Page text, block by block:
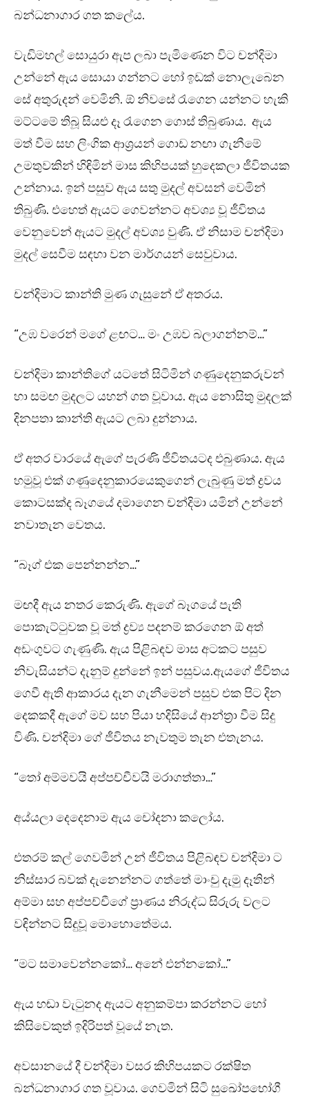
බන්ධනාගාර ගත කලේය.
වැඩිමහල් සොයුරා ඇප ලබා පැමිණෙන විට චන්දිමා
උන්නේ ඇය සොයා ගන්නට හෝ ඉඩක් නොලැබෙන
සේ අතුරුදන් වෙමිනි. ඕ නිවසේ රැගෙන යන්නට හැකි
මට්ටමේ තිබූ සියළු දෑ රැගෙන ගොස් තිබුණාය. ඇය
මත් වීම සහ ලිංගික ආශ්‍රයන් ගොඩ නඟා ගැනීමේ
උමතුවකින් හිඳිමින් මාස කිහිපයක් හුදෙකලා ජීවිතයක
උන්නාය. ඉන් පසුව ඇය සතු මුදල් අවසන් වෙමින්
තිබුණි. එහෙත් ඇයට ගෙවන්නට අවශ්‍ය වූ ජීවිතය
වෙනුවෙන් ඇයට මුදල් අවශ්‍ය වුණි. ඒ නිසාම චන්දිමා
මුදල් සෙවීම සඳහා වන මාර්ගයන් සෙවුවාය.
චන්දිමාට කාන්ති මුණ ගැසුනේ ඒ අතරය.
“උඹ වරෙන් මගේ ළඟට… මං උඹව බලාගන්නම්…”
චන්දිමා කාන්තිගේ යටතේ සිටිමින් ගණුදෙනුකරුවන්
හා සමඟ මුදලට යහන් ගත වූවාය. ඇය නොසිතු මුදලක්
දිනපතා කාන්ති ඇයට ලබා දුන්නාය.
ඒ අතර වාරයේ ඇගේ පැරණි ජීවිතයටද එබුණාය. ඇය
හමුවූ එක් ගණුදෙනුකාරයෙකුගෙන් ලැබුණු මත් ද්‍රවය
කොටසක්ද බෑගයේ දමාගෙන චන්දිමා යමින් උන්නේ
නවාතැන වෙතය.
“බෑග් එක පෙන්නන්න…”
මඟදී ඇය නතර කෙරුණි. ඇගේ බෑගයේ පැති
පොකැට්ටුවක වූ මත් ද්‍රව්‍ය පදනම් කරගෙන ඕ අත්
අඩංගුවට ගැණුණි. ඇය පිළිබඳව මාස අටකට පසුව
නිවැසියන්ට දැනුම් දුන්නේ ඉන් පසුවය.ඇයගේ ජීවිතය
ගෙවී ඇති ආකාරය දැන ගැනීමෙන් පසුව එක පිට දින
දෙකකදී ඇගේ මව සහ පියා හදිසියේ ආන්ත්‍රා වීම සිදු
විණි. චන්දිමා ගේ ජීවිතය නැවතුම තැන එතැනය.
“තෝ අම්මවයි අප්පච්චීවයි මරාගත්තා…”
අය්යලා දෙදෙනාම ඇය චෝදනා කලෝය.
එතරම් කල් ගෙවමින් උන් ජීවිත‍ය පිළිබඳව චන්දිමා ට
නිස්සාර බවක් දැනෙන්නට ගත්තේ මාංචු දැමු දෑතින්
අම්මා සහ අප්පච්චීගේ ප්‍රාණය නිරුද්ධ සිරුරු වලට
වඳින්නට සිදුවූ මොහොතේමය.
“මට සමාවෙන්නකෝ… අනේ එන්නකෝ…”
ඇය හඬා වැටුනද ඇයට අනුකම්පා කරන්නට හෝ
කිසිවෙකුත් ඉදිරිපත් වූයේ නැත.
අවසානයේ දී චන්දිමා වසර කිහිපයකට රක්ෂිත
බන්ධනාගාර ගත වූවාය. ගෙවමින් සිටි සුඛෝපභෝගී